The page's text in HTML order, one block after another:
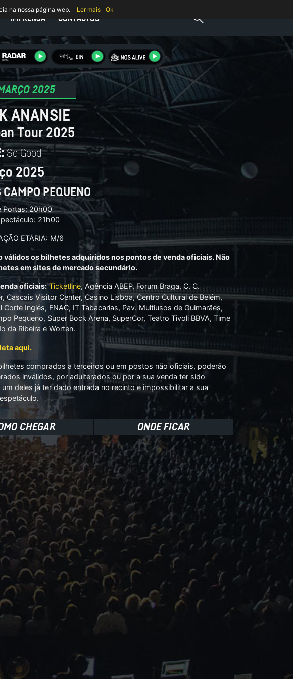
IMPRENSA CONTACTOS
2025
ANANSIE
Tour 2025
So Good
2025
CAMPO PEQUENO
Portas: 20h00
21h00
ETÁRIA: M/6
válidos os bilhetes adquiridos nos pontos de venda oficiais. Não
em sites de mercado secundário.
oficiais: Ticketline, Agência ABEP, Forum Braga, C. C.
Cascais Visitor Center, Casino Lisboa, Centro Cultural de Belém,
Corte Inglés, FNAC, IT Tabacarias, Pav. Multiusos de Guimarães,
Pequeno, Super Bock Arena, SuperCor, Teatro Tivoli BBVA, Time
da Ribeira e Worten.
aqui.
comprados a terceiros ou em postos não oficiais, poderão
inválidos, por adulterados ou por a sua venda ter sido
deles já ter dado entrada no recinto e impossibilitar a sua
CHEGAR ONDE FICAR
na nossa página web. Ler mais Ok